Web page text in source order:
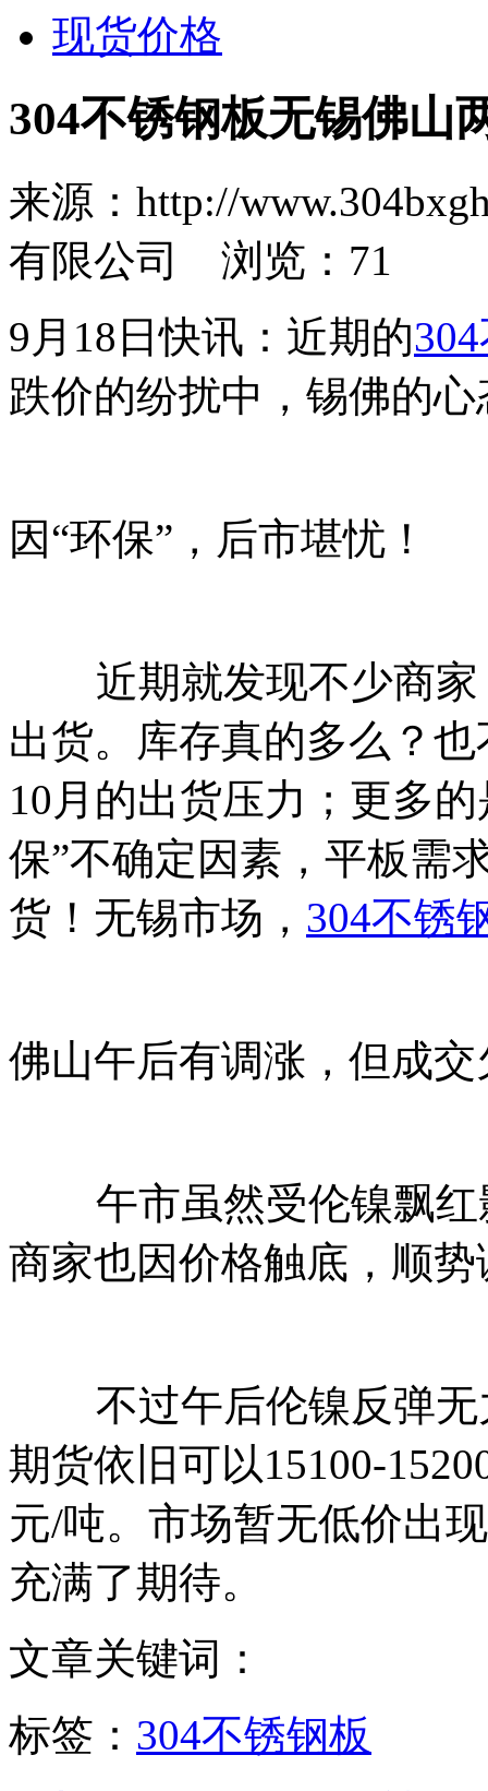
现货价格
304不锈钢板无锡佛山
来源：http://
有限公司 浏览： 71
9月18日快讯：近期的
跌价的纷扰中，锡佛的
因“环保”，后市堪忧！
近期就发现不少商家
出货。库存真的多么？
10月的出货压力；更多
保”不确定因素，平板需
货！无锡市场， 304不锈
佛山午后有调涨，但成交
午市虽然受伦镍飘红
商家也因价格触底，顺
不过午后伦镍反弹无
期货依旧可以15100-
元/吨。市场暂无低价出
充满了期待。
文章关键词：
标签： 304不锈钢板